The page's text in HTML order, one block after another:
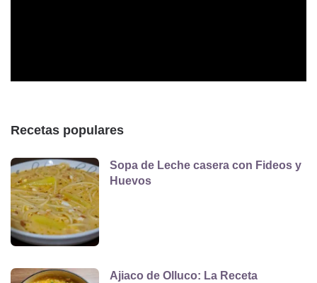
Recetas populares
Sopa de Leche casera con Fideos y
Huevos
Ajiaco de Olluco: La Receta